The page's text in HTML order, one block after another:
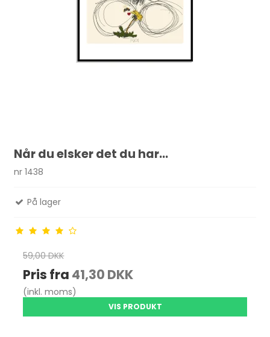
Når du elsker det du har...
nr 1438
På lager
59,00 DKK
Pris fra 41,30 DKK
(inkl. moms)
VIS PRODUKT